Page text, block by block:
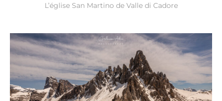
L’église San Martino de Valle di Cadore